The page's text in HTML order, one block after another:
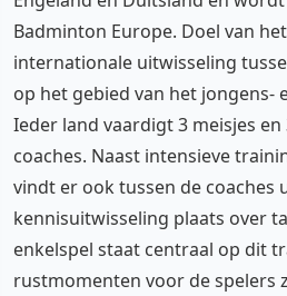
Badminton Europe. Doel van
internationale uitwisseling
op het gebied van het jongens-
Ieder land vaardigt 3 meisjes
coaches. Naast intensieve
vindt er ook tussen de coaches
kennisuitwisseling plaats over
enkelspel staat centraal op dit
rustmomenten voor de spelers